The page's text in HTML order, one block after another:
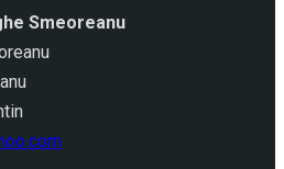
Smeoreanu